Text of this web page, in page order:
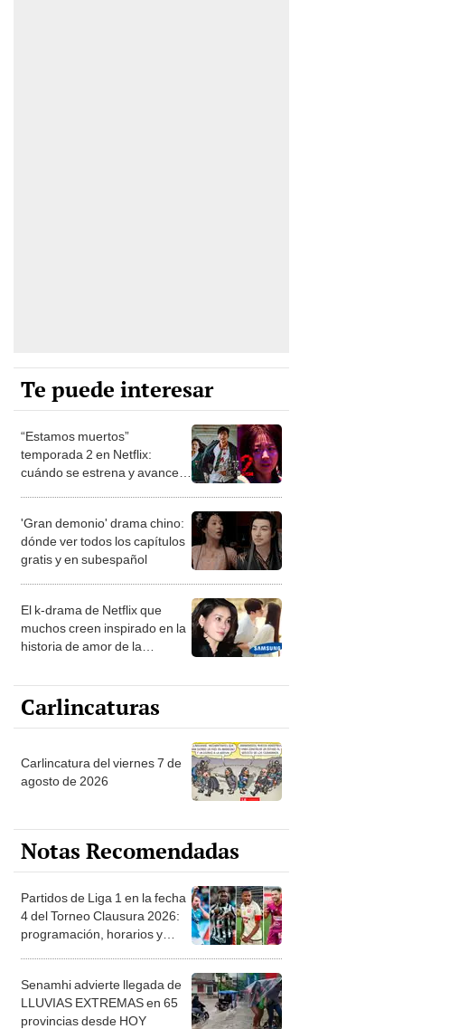
Te puede interesar
“Estamos muertos”
temporada 2 en Netflix:
cuándo se estrena y avances
'Gran demonio' drama chino:
dónde ver todos los capítulos
gratis y en subespañol
El k-drama de Netflix que
muchos creen inspirado en la
historia de amor de la
Carlincaturas
Carlincatura del viernes 7 de
agosto de 2026
Notas Recomendadas
Partidos de Liga 1 en la fecha
4 del Torneo Clausura 2026:
programación, horarios y
Senamhi advierte llegada de
LLUVIAS EXTREMAS en 65
provincias desde HOY